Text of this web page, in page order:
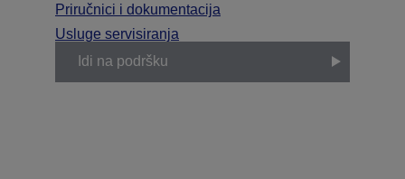
Priručnici i dokumentacija
Usluge servisiranja
Idi na podršku